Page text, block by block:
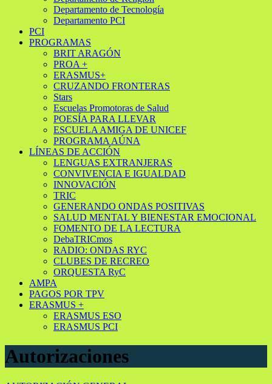
Departamento de Tecnología
Departamento PCI
PCI
PROGRAMAS
BRIT ARAGÓN
PROA +
ERASMUS+
CRUZANDO FRONTERAS
Stars
Escuelas Promotoras de Salud
POESÍA PARA LLEVAR
ESCUELA AMIGA DE UNICEF
PROGRAMA AÚNA
LÍNEAS DE ACCIÓN
LENGUAS EXTRANJERAS
CONVIVENCIA E IGUALDAD
INNOVACIÓN
TRIC
GENERANDO ONDAS POSITIVAS
SALUD MENTAL Y BIENESTAR EMOCIONAL
FOMENTO DE LA LECTURA
DebaTRICmos
RADIO: ONDAS RYC
CLUBES DE RECREO
ORQUESTA RyC
AMPA
PAGOS POR TPV
ERASMUS +
ERASMUS ESO
ERASMUS PCI
Autorizaciones